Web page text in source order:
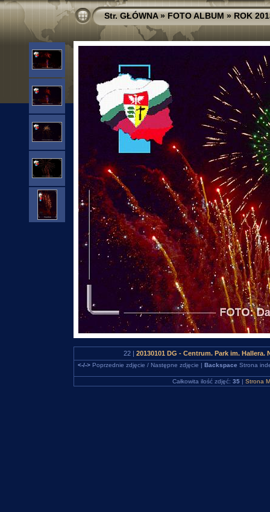
Str. GŁÓWNA»FOTO ALBUM»ROK
22 | 20130101 DG - Centrum. Park im.
<-/->Poprzednie zdjęcie / Następne zdjęcie | Backspace Strona
Całkowita ilość zdjęć: 35 | Strona